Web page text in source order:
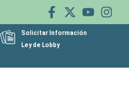
Solicitar Información
Ley de Lobby